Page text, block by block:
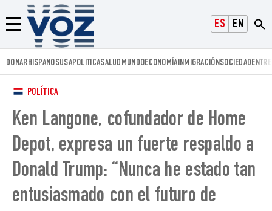
ESPAÑOLENGLISH
Menú
Voz.us
DONARHISPANOSUSAPOLITICASALUD MUNDOECONOMÍAINMIGRACIÓNSOCIEDAD
POLÍTICA
Ken Langone, cofundador de Home
Depot, expresa un fuerte respaldo a
Donald Trump: “Nunca he estado tan
entusiasmado con el futuro de